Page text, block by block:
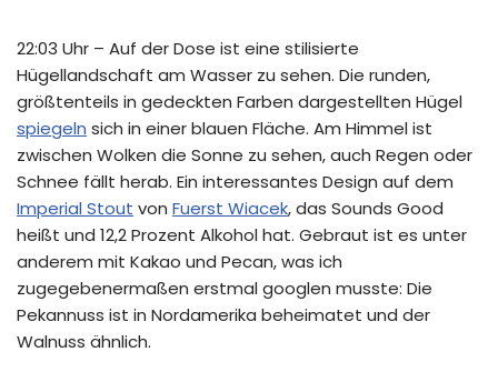
22:03 Uhr – Auf der Dose ist eine stilisierte
Hügellandschaft am Wasser zu sehen. Die runden,
größtenteils in gedeckten Farben dargestellten Hügel
spiegeln sich in einer blauen Fläche. Am Himmel ist
zwischen Wolken die Sonne zu sehen, auch Regen oder
Schnee fällt herab. Ein interessantes Design auf dem
Imperial Stout von Fuerst Wiacek, das Sounds Good
heißt und 12,2 Prozent Alkohol hat. Gebraut ist es unter
anderem mit Kakao und Pecan, was ich
zugegebenermaßen erstmal googlen musste: Die
Pekannuss ist in Nordamerika beheimatet und der
Walnuss ähnlich.